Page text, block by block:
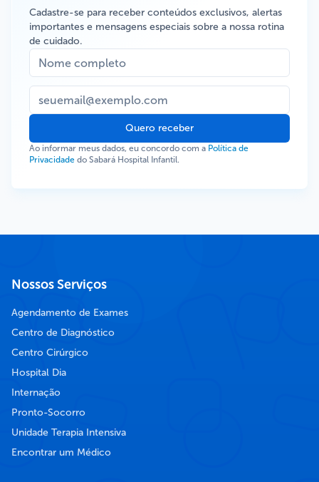
Cadastre-se para receber conteúdos exclusivos, alertas
importantes e mensagens especiais sobre a nossa rotina
de cuidado.
Quero receber
Ao informar meus dados, eu concordo com a Política de
Privacidade do Sabará Hospital Infantil.
Nossos Serviços
Agendamento de Exames
Centro de Diagnóstico
Centro Cirúrgico
Hospital Dia
Internação
Pronto-Socorro
Unidade Terapia Intensiva
Encontrar um Médico